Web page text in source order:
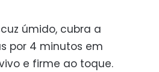
úmido, cubra a
por 4 minutos em
e firme ao toque.